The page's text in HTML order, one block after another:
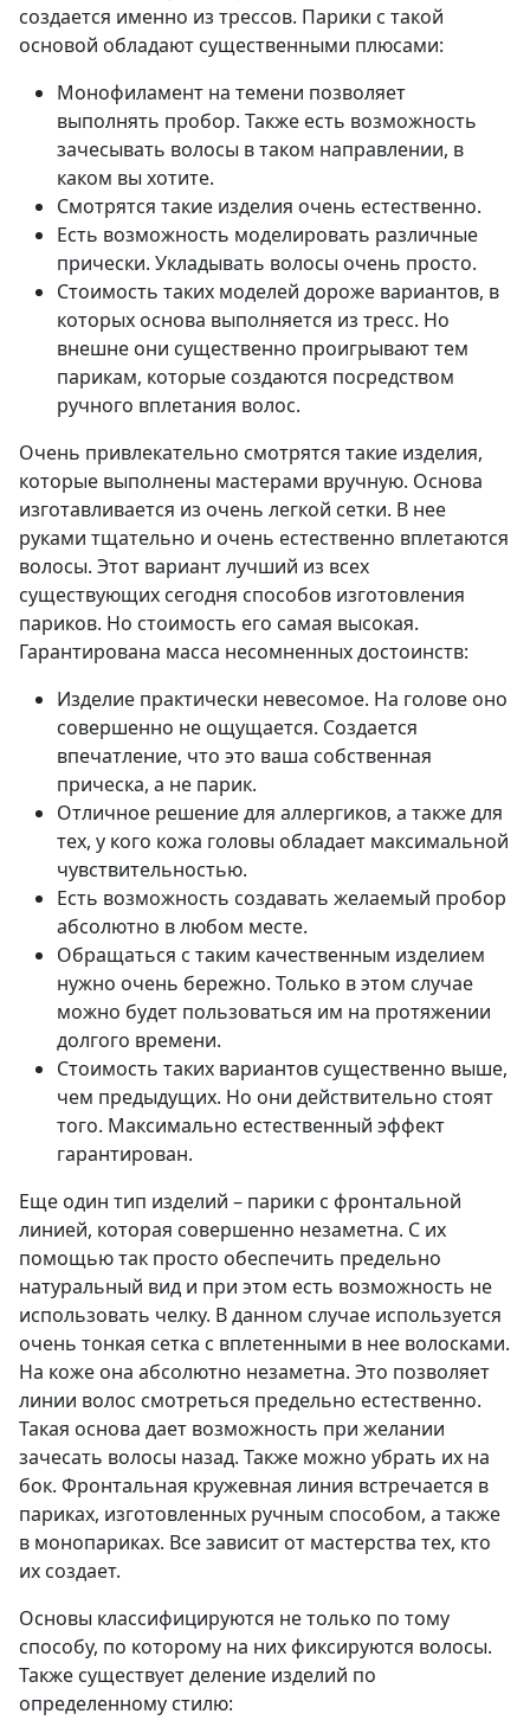
создается именно из трессов. Парики с такой
основой обладают существенными плюсами:
Монофиламент на темени позволяет
выполнять пробор. Также есть возможность
зачесывать волосы в таком направлении, в
каком вы хотите.
Смотрятся такие изделия очень естественно.
Есть возможность моделировать различные
прически. Укладывать волосы очень просто.
Стоимость таких моделей дороже вариантов, в
которых основа выполняется из тресс. Но
внешне они существенно проигрывают тем
парикам, которые создаются посредством
ручного вплетания волос.
Очень привлекательно смотрятся такие изделия,
которые выполнены мастерами вручную. Основа
изготавливается из очень легкой сетки. В нее
руками тщательно и очень естественно вплетаются
волосы. Этот вариант лучший из всех
существующих сегодня способов изготовления
париков. Но стоимость его самая высокая.
Гарантирована масса несомненных достоинств:
Изделие практически невесомое. На голове оно
совершенно не ощущается. Создается
впечатление, что это ваша собственная
прическа, а не парик.
Отличное решение для аллергиков, а также для
тех, у кого кожа головы обладает максимальной
чувствительностью.
Есть возможность создавать желаемый пробор
абсолютно в любом месте.
Обращаться с таким качественным изделием
нужно очень бережно. Только в этом случае
можно будет пользоваться им на протяжении
долгого времени.
Стоимость таких вариантов существенно выше,
чем предыдущих. Но они действительно стоят
того. Максимально естественный эффект
гарантирован.
Еще один тип изделий – парики с фронтальной
линией, которая совершенно незаметна. С их
помощью так просто обеспечить предельно
натуральный вид и при этом есть возможность не
использовать челку. В данном случае используется
очень тонкая сетка с вплетенными в нее волосками.
На коже она абсолютно незаметна. Это позволяет
линии волос смотреться предельно естественно.
Такая основа дает возможность при желании
зачесать волосы назад. Также можно убрать их на
бок. Фронтальная кружевная линия встречается в
париках, изготовленных ручным способом, а также
в монопариках. Все зависит от мастерства тех, кто
их создает.
Основы классифицируются не только по тому
способу, по которому на них фиксируются волосы.
Также существует деление изделий по
определенному стилю: